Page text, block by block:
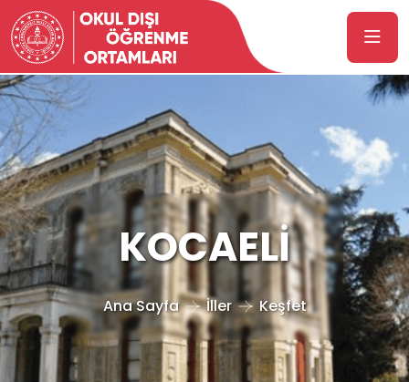
KOCAELİ
Ana Sayfa İller Keşfet